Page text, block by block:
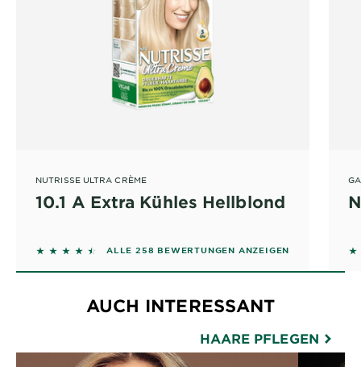
NUTRISSE ULTRA CRÈME
10.1 A Extra Kühles Hellblond
4.3798 out of 5 stars based on reviews
ALLE 258 BEWERTUNGEN ANZEIGEN
AUCH INTERESSANT
HAARE PFLEGEN